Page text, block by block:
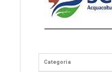
Categoria